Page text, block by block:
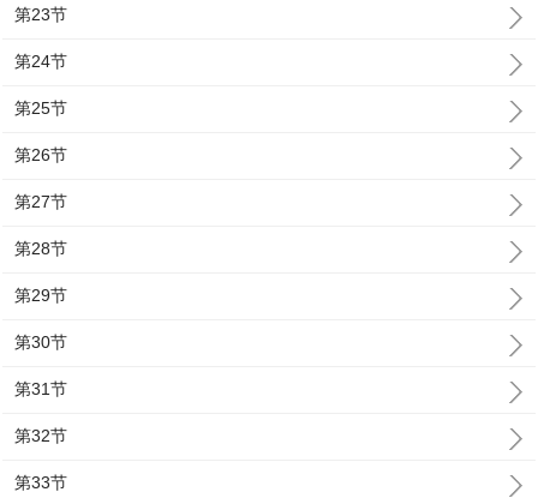
第23节
第24节
第25节
第26节
第27节
第28节
第29节
第30节
第31节
第32节
第33节